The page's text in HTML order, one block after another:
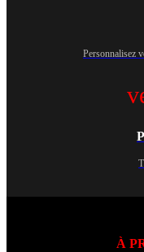
Personnalisez
À